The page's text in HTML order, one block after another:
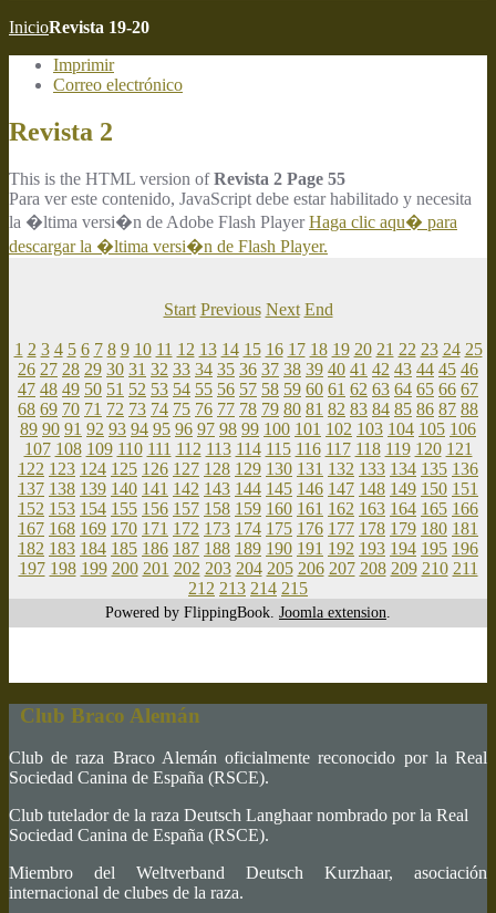
InicioRevista 19-20
Imprimir
Correo electrónico
Revista 2
This is the HTML version ofRevista 2 Page 55
Para ver este contenido, JavaScript debe estar habilitado y necesita
la �ltima versi�n de Adobe Flash PlayerHaga clic aqu� para
descargar la �ltima versi�n de Flash Player.
Start Previous Next End
1 2 3 4 5 6 7 8 9 10 11 12 13 14 15 16 17 18 19 20 21 22 23 24 25
26 27 28 29 30 31 32 33 34 35 36 37 38 39 40 41 42 43 44 45 46
47 48 49 50 51 52 53 54 55 56 57 58 59 60 61 62 63 64 65 66 67
68 69 70 71 72 73 74 75 76 77 78 79 80 81 82 83 84 85 86 87 88
89 90 91 92 93 94 95 96 97 98 99 100 101 102 103 104 105 106
107 108 109 110 111 112 113 114 115 116 117 118 119 120 121
122 123 124 125 126 127 128 129 130 131 132 133 134 135 136
137 138 139 140 141 142 143 144 145 146 147 148 149 150 151
152 153 154 155 156 157 158 159 160 161 162 163 164 165 166
167 168 169 170 171 172 173 174 175 176 177 178 179 180 181
182 183 184 185 186 187 188 189 190 191 192 193 194 195 196
197 198 199 200 201 202 203 204 205 206 207 208 209 210 211
212 213 214 215
Powered by FlippingBook. Joomla extension
Club Braco Alemán
Club de raza Braco Alemán oficialmente reconocido por la Real
Sociedad Canina de España (RSCE).
Club tutelador de la raza Deutsch Langhaar nombrado por la Real
Sociedad Canina de España (RSCE).
Miembro del Weltverband Deutsch Kurzhaar, asociación
internacional de clubes de la raza.